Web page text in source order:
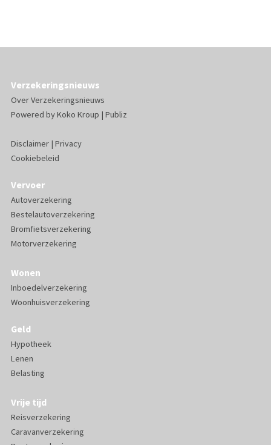
Verzekeringsnieuws
Over Verzekeringsnieuws
Powered byKoko Kroup | Publiz
Disclaimer| Privacy
Cookiebeleid
Vervoer
Autoverzekering
Bestelautoverzekering
Bromfietsverzekering
Motorverzekering
Wonen
Inboedelverzekering
Woonhuisverzekering
Geld
Hypotheek
Lenen
Belasting
Vrije tijd
Reisverzekering
Caravanverzekering